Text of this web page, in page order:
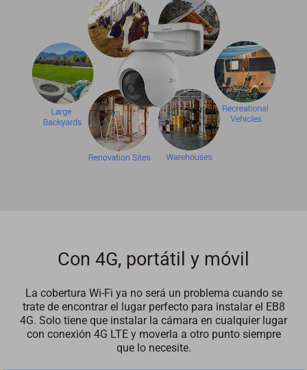
Con 4G, portátil y móvil
La cobertura Wi-Fi ya no será un problema cuando se
trate de encontrar el lugar perfecto para instalar el EB8
4G. Solo tiene que instalar la cámara en cualquier lugar
con conexión 4G LTE y moverla a otro punto siempre
que lo necesite.